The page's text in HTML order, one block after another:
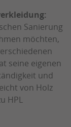
Sanierung
möchten,
seine eigenen
und
von Holz
HPL